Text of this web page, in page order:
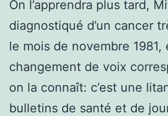
On l’apprendra plus tard,
diagnostiqué d’un cancer
le mois de novembre 1981,
changement de voix
on la connaît: c’est une
bulletins de santé et de